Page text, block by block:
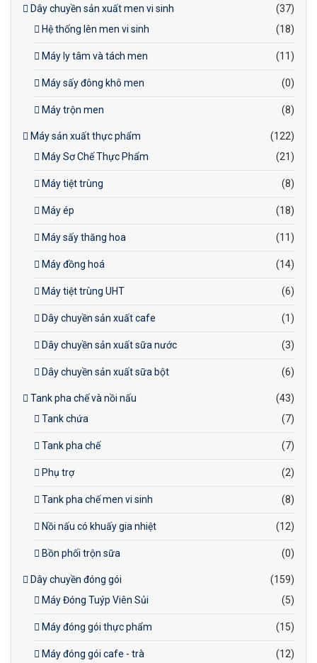
Dây chuyền sản xuất men vi sinh
(37)
Hệ thống lên men vi sinh
(18)
Máy ly tâm và tách men (11)
Máy sấy đông khô men (0)
Máy trộn men (8)
Máy sản xuất thực phẩm
(122)
Máy Sơ Chế Thực Phẩm
(21)
Máy tiệt trùng (8)
Máy ép (18)
Máy sấy thăng hoa (11)
Máy đồng hoá (14)
Máy tiệt trùng UHT (6)
Dây chuyền sản xuất cafe (1)
Dây chuyền sản xuất sữa nước (3)
Dây chuyền sản xuất sữa bột (6)
Tank pha chế và nồi nấu
(43)
Tank chứa
(7)
Tank pha chế (7)
Phụ trợ (2)
Tank pha chế men vi sinh (8)
Nồi nấu có khuấy gia nhiệt (12)
Bồn phối trộn sữa (0)
Dây chuyền đóng gói
(159)
Máy Đóng Tuýp Viên Sủi
(5)
Máy đóng gói thực phẩm (15)
Máy đóng gói cafe - trà (12)